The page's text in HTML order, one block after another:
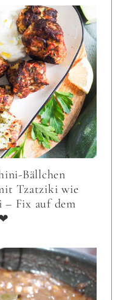
Bällchen
Tzatziki wie
– Fix auf dem